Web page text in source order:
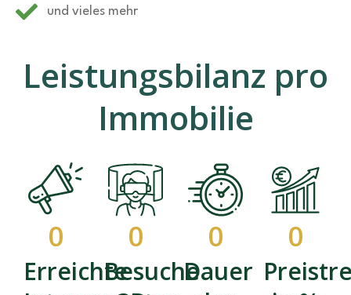
und vieles mehr
Leistungsbilanz pro
Immobilie
0
Erreichte
0
Besuche
0
Dauer
0